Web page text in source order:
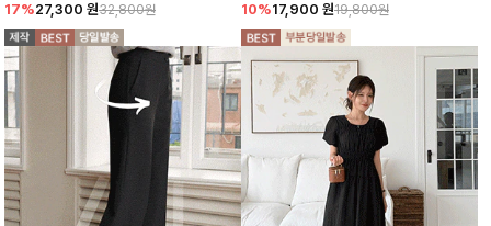
17%27,300 원32,800원 10%17,900 원19,800원